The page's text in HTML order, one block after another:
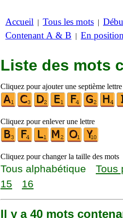
Accueil | Tous les mots |
Contenant A & B | En position
Liste des mots
Cliquez pour ajouter une septième lettre
Cliquez pour enlever une lettre
Cliquez pour changer la taille des mots
Tous alphabétique Tous
15
16
Il y a 40 mots